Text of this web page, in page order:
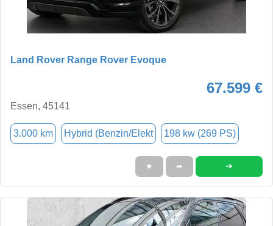
Land Rover Range Rover Evoque
67.599 €
Essen, 45141
3.000 km Hybrid (Benzin/Elekt 198 kw (269 PS)
★ ➦ ➜